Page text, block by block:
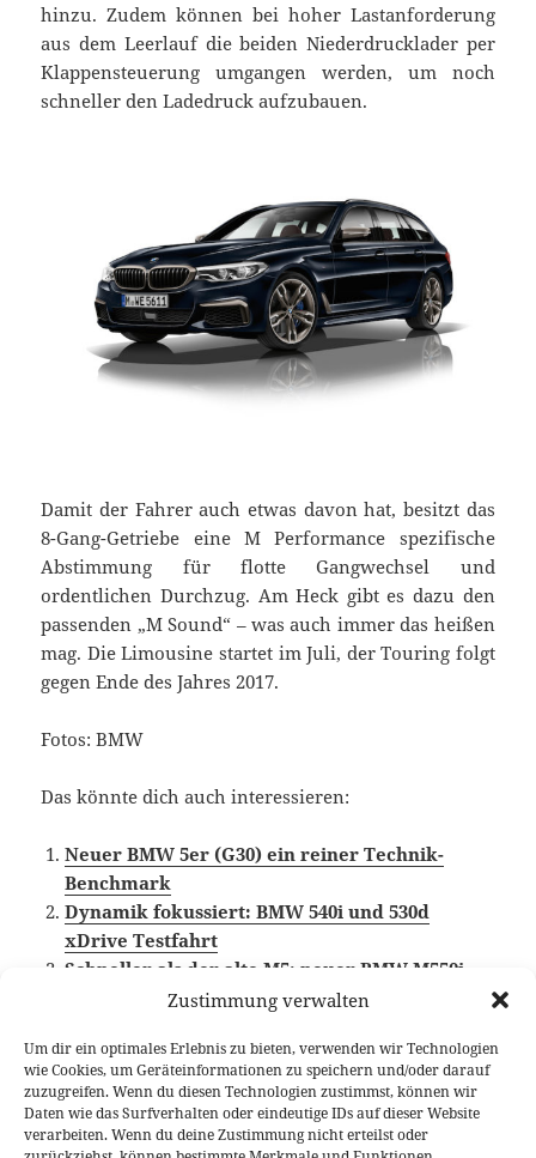
Zustimmung verwalten
Um dir ein optimales Erlebnis zu bieten, verwenden wir Technologien
wie Cookies, um Geräteinformationen zu speichern und/oder darauf
zuzugreifen. Wenn du diesen Technologien zustimmst, können wir
Daten wie das Surfverhalten oder eindeutige IDs auf dieser Website
verarbeiten. Wenn du deine Zustimmung nicht erteilst oder
hinzu. Zudem können bei hoher Lastanforderung
aus dem Leerlauf die beiden Niederdrucklader per
Klappensteuerung umgangen werden, um noch
schneller den Ladedruck aufzubauen.
Damit der Fahrer auch etwas davon hat, besitzt das
8-Gang-Getriebe eine M Performance spezifische
Abstimmung für flotte Gangwechsel und
ordentlichen Durchzug. Am Heck gibt es dazu den
passenden „M Sound“ – was auch immer das heißen
mag. Die Limousine startet im Juli, der Touring folgt
gegen Ende des Jahres 2017.
Fotos: BMW
Das könnte dich auch interessieren:
Neuer BMW 5er (G30) ein reiner Technik-
Benchmark
Dynamik fokussiert: BMW 540i und 530d
xDrive Testfahrt
Schneller als der alte M5: neuer BMW M550i
Veröffentlicht
am
26. April 2017 Autor
Fabian Meßner Kategorien
News Schlagwörter
2017 BMW
5er,BMW 5er G30,BMW Reihensechszylinder